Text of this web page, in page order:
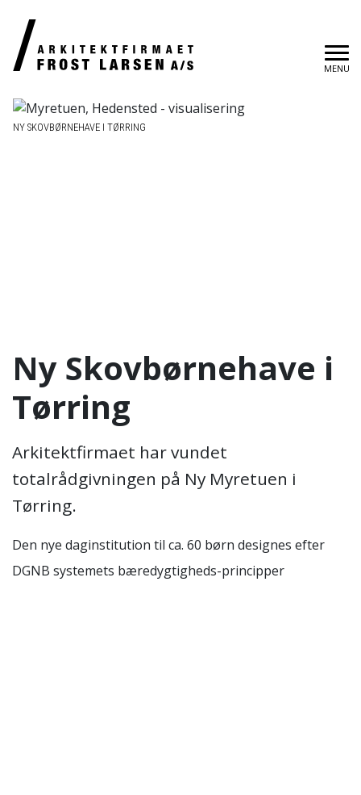
MENU
NY SKOVBØRNEHAVE I TØRRING
Ny Skovbørnehave i
Tørring
Arkitektfirmaet har vundet
totalrådgivningen på Ny Myretuen i
Tørring.
Den nye daginstitution til ca. 60 børn designes efter
DGNB systemets bæredygtigheds-principper